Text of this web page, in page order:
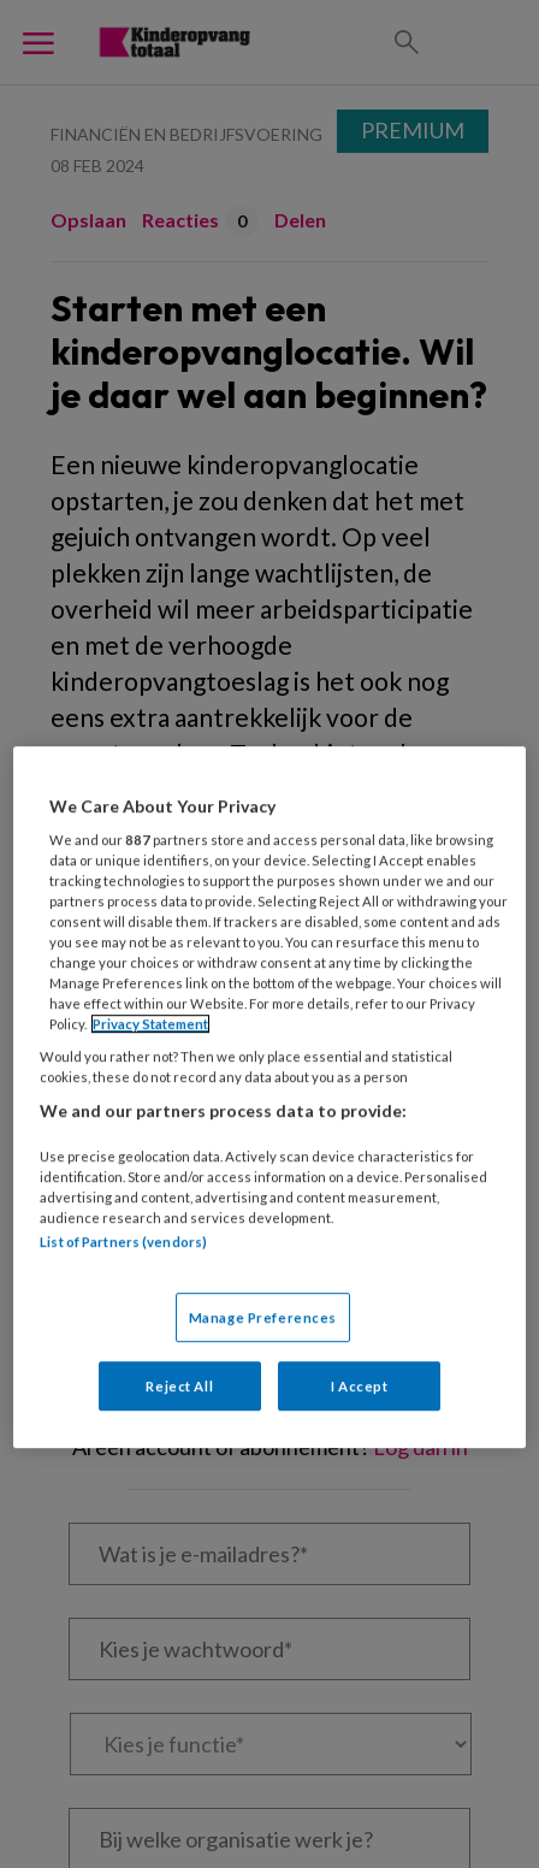
FINANCIËN EN BEDRIJFSVOERING
08 FEB 2024
Opslaan Reacties 0 Delen
Starten met een
kinderopvanglocatie. Wil
je daar wel aan beginnen?
Een nieuwe kinderopvanglocatie
opstarten, je zou denken dat het met
gejuich ontvangen wordt. Op veel
plekken zijn lange wachtlijsten, de
overheid wil meer arbeidsparticipatie
en met de verhoogde
kinderopvangtoeslag is het ook nog
eens extra aantrekkelijk voor de
meeste ouders. Toch schieten de
uit de grond. De laatste tijd bereikten
ons meerdere verhalen waaruit bleek
dat het opstarten van een nieuwe
opvanglocatie lang niet altijd over
rozen gaat. Zoals in de wijk
Kanaleneiland in Utrecht, waar
gastouder Mandy probeerde een
opvang te starten.
REGISTREREN
Wil je dit artikel lezen?
Maak gratis een account aan en lees 2
artikelen gratis per maand
Al een account of abonnement?Log dan in
Wat
Kies
Kies
Bij
welke
PREMIUM
We Care About Your Privacy
We and our887 partners store and access personal data, like browsing
data or unique identifiers, on your device. Selecting I Accept enables
tracking technologies to support the purposes shown under we and our
partners process data to provide. Selecting Reject All or withdrawing your
consent will disable them. If trackers are disabled, some content and ads
you see may not be as relevant to you. You can resurface this menu to
change your choices or withdraw consent at any time by clicking the
Manage Preferences link on the bottom of the webpage. Your choices will
have effect within our Website. For more details, refer to our Privacy
Policy. Privacy Statement
Would you rather not? Then we only place essential and statistical
cookies, these do not record any data about you as a person
We and our partners process data to provide:
Use precise geolocation data. Actively scan device characteristics for
identification. Store and/or access information on a device. Personalised
advertising and content, advertising and content measurement,
audience research and services development.
List of Partners (vendors)
Manage Preferences
Reject All I Accept